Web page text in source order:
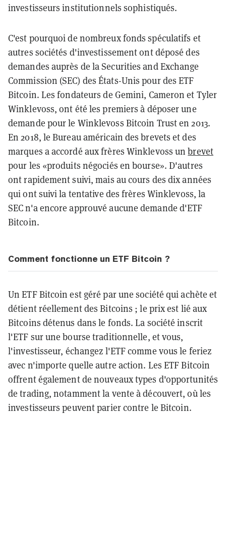
investisseurs institutionnels sophistiqués.
C'est pourquoi de nombreux fonds spéculatifs et
autres sociétés d'investissement ont déposé des
demandes auprès de la Securities and Exchange
Commission (SEC) des États-Unis pour des ETF
Bitcoin. Les fondateurs de Gemini, Cameron et Tyler
Winklevoss, ont été les premiers à déposer une
demande pour le Winklevoss Bitcoin Trust en 2013.
En 2018, le Bureau américain des brevets et des
marques a accordé aux frères Winklevoss unbrevet
pour les «produits négociés en bourse». D'autres
ont rapidement suivi, mais au cours des dix années
qui ont suivi la tentative des frères Winklevoss, la
SEC n'a encore approuvé aucune demande d'ETF
Bitcoin.
Comment fonctionne un ETF Bitcoin ?
Un ETF Bitcoin est géré par une société qui achète et
détient réellement des Bitcoins ; le prix est lié aux
Bitcoins détenus dans le fonds. La société inscrit
l'ETF sur une bourse traditionnelle, et vous,
l'investisseur, échangez l'ETF comme vous le feriez
avec n'importe quelle autre action. Les ETF Bitcoin
offrent également de nouveaux types d'opportunités
de trading, notamment la vente à découvert, où les
investisseurs peuvent parier contre le Bitcoin.